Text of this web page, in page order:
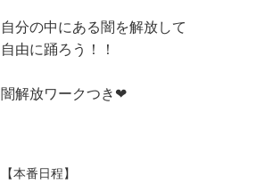
自分の中にある闇を解放して
自由に踊ろう！！
闇解放ワークつき❤︎
【本番日程】